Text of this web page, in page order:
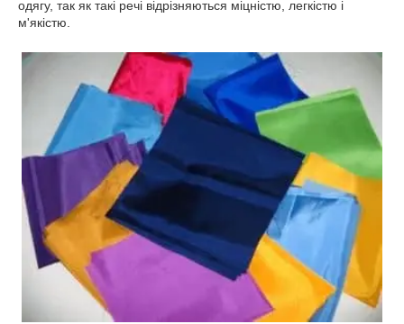
одягу, так як такі речі відрізняються міцністю, легкістю і
м'якістю.